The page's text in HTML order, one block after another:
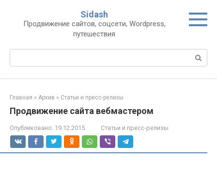
контенту
Sidash
Продвижение сайтов, соцсети, Wordpress,
путешествия
Главная » Архив » Статьи и пресс-релизы
Продвижение сайта вебмастером
Опубликовано: 19.12.2015 Статьи и пресс-релизы